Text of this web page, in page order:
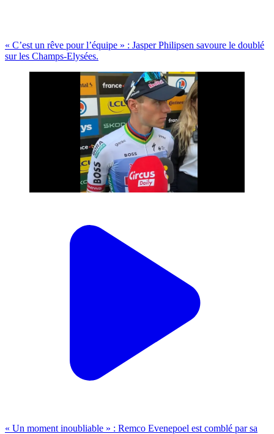
« C’est un rêve pour l’équipe » : Jasper Philipsen savoure le doublé
sur les Champs-Elysées.
« Un moment inoubliable » : Remco Evenepoel est comblé par sa